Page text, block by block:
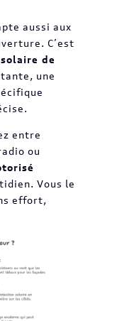
aussi aux
C’est
de
une
entre
ou
Vous le
effort,